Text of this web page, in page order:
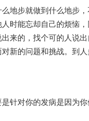
步就做到什么地步，
时能忘却自己的烦恼
来的，找个可的人说
新的问题和挑战。到
对你的发病是因为你